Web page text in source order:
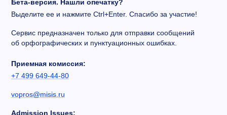
Бета-версия. Нашли опечатку?
Выделите ее и нажмите Ctrl+Enter. Спасибо за участие!
Сервис предназначен только для отправки сообщений
об орфографических и пунктуационных ошибках.
Приемная комиссия:
+7 499 649-44-80
vopros@misis.ru
Admission Issues: